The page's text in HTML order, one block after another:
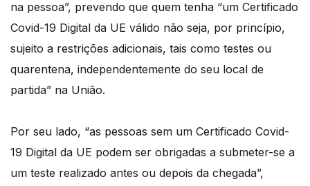
na pessoa”, prevendo que quem tenha “um Certificado
Covid-19 Digital da UE válido não seja, por princípio,
sujeito a restrições adicionais, tais como testes ou
quarentena, independentemente do seu local de
partida” na União.
Por seu lado, “as pessoas sem um Certificado Covid-
19 Digital da UE podem ser obrigadas a submeter-se a
um teste realizado antes ou depois da chegada”,